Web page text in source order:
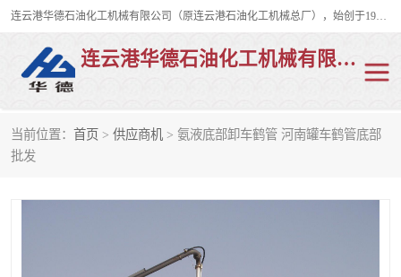
连云港华德石油化工机械有限公司（原连云港石油化工机械总厂），始创于1982年，是从事码头船用流体装卸臂、陆用流体装卸臂（鹤管）、活动梯、钢构平台、定量装车系统等全系列流体装卸设备的设计、制造、销售以及服务的专业供应商。
连云港华德石油化工机械有限公司
当前位置： 首页 > 供应商机 > 氨液底部卸车鹤管 河南罐车鹤管底部
批发陆用流体装卸臂
液氨鹤管 液氯鹤管